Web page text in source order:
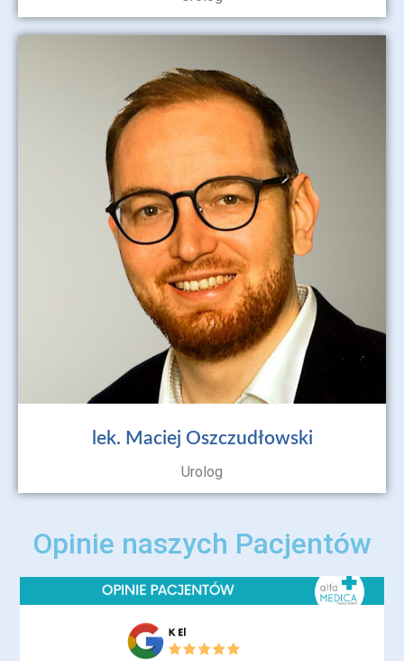
lek. Maciej Oszczudłowski
Urolog
Opinie naszych Pacjentów